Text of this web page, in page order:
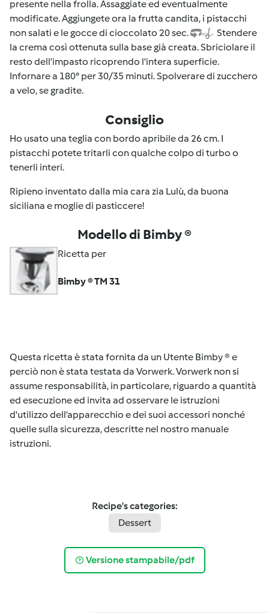
presente nella frolla. Assaggiate ed eventualmente
modificate. Aggiungete ora la frutta candita, i pistacchi
non salati e le gocce di cioccolato 20 sec.
Stendere
la crema così ottenuta sulla base già creata. Sbriciolare il
resto dell'impasto ricoprendo l'intera superficie.
Infornare a 180° per 30/35 minuti. Spolverare di zucchero
a velo, se gradite.
Consiglio
Ho usato una teglia con bordo apribile da 26 cm. I
pistacchi potete tritarli con qualche colpo di turbo o
tenerli interi.
Ripieno inventato dalla mia cara zia Lulù, da buona
siciliana e moglie di pasticcere!
Modello di Bimby ®
Ricetta per
Bimby ® TM 31
Questa ricetta è stata fornita da un Utente Bimby ® e
perciò non è stata testata da Vorwerk. Vorwerk non si
assume responsabilità, in particolare, riguardo a quantità
ed esecuzione ed invita ad osservare le istruzioni
d'utilizzo dell’apparecchio e dei suoi accessori nonché
quelle sulla sicurezza, descritte nel nostro manuale
istruzioni.
Recipe's categories:
Dessert
Versione stampabile/pdf